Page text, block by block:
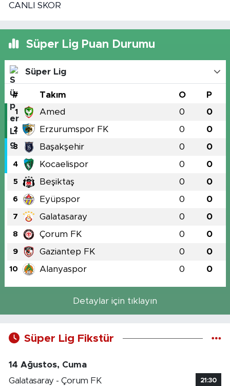
CANLI SKOR
Süper Lig Puan Durumu
Süper Lig
# Takım O P
1 Amed 0 0
2 Erzurumspor FK 0 0
3 Başakşehir 0 0
4 Kocaelispor 0 0
5 Beşiktaş 0 0
6 Eyüpspor 0 0
7 Galatasaray 0 0
8 Çorum FK 0 0
9 Gaziantep FK 0 0
10 Alanyaspor 0 0
Detaylar için tıklayın
Süper Lig Fikstür
14 Ağustos, Cuma
Galatasaray - Çorum FK
21:30